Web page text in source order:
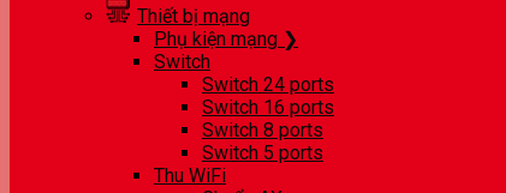
Thiết bị mạng
Phụ kiện mạng ❯
Switch
Switch 24 ports
Switch 16 ports
Switch 8 ports
Switch 5 ports
Thu WiFi